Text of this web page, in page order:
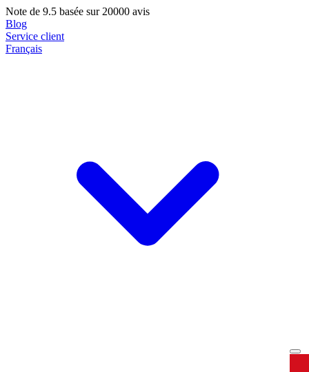
Note de 9.5 basée sur 20000 avis
Blog
Service client
Français